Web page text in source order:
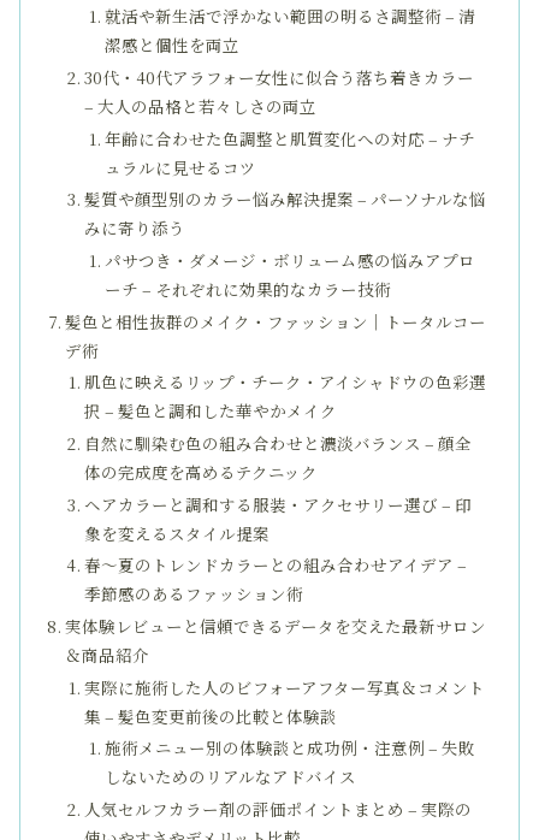
就活や新生活で浮かない範囲の明るさ調整術 – 清
潔感と個性を両立
30代・40代アラフォー女性に似合う落ち着きカラー
– 大人の品格と若々しさの両立
年齢に合わせた色調整と肌質変化への対応 – ナチ
ュラルに見せるコツ
髪質や顔型別のカラー悩み解決提案 – パーソナルな悩
みに寄り添う
パサつき・ダメージ・ボリューム感の悩みアプロ
ーチ – それぞれに効果的なカラー技術
髪色と相性抜群のメイク・ファッション｜トータルコー
デ術
肌色に映えるリップ・チーク・アイシャドウの色彩選
択 – 髪色と調和した華やかメイク
自然に馴染む色の組み合わせと濃淡バランス – 顔全
体の完成度を高めるテクニック
ヘアカラーと調和する服装・アクセサリー選び – 印
象を変えるスタイル提案
春〜夏のトレンドカラーとの組み合わせアイデア –
季節感のあるファッション術
実体験レビューと信頼できるデータを交えた最新サロン
＆商品紹介
実際に施術した人のビフォーアフター写真＆コメント
集 – 髪色変更前後の比較と体験談
施術メニュー別の体験談と成功例・注意例 – 失敗
しないためのリアルなアドバイス
人気セルフカラー剤の評価ポイントまとめ – 実際の